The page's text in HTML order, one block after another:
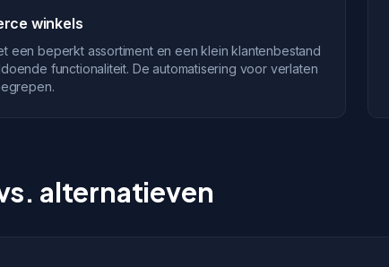
winkels
een beperkt assortiment en een klein klantenbestand
functionaliteit. De automatisering voor verlaten
alternatieven